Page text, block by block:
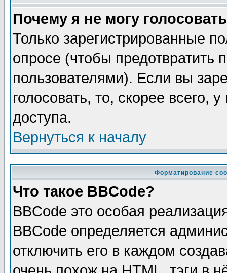
Почему я не могу
Только зарегистрированные
опросе (чтобы предотвратить
пользователями). Если вы
голосовать, то, скорее всего,
доступа.
Вернуться к началу
Форматирование
Что такое BBCode?
BBCode это особая
BBCode определяется
отключить его в каждом